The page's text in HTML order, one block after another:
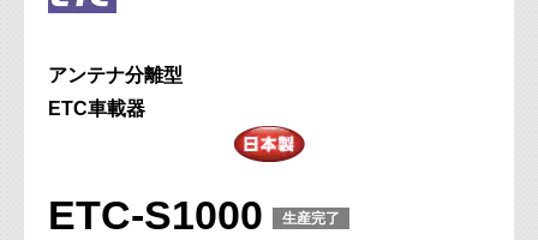
アンテナ分離型
ETC車載器
ETC-S1000 生産完了